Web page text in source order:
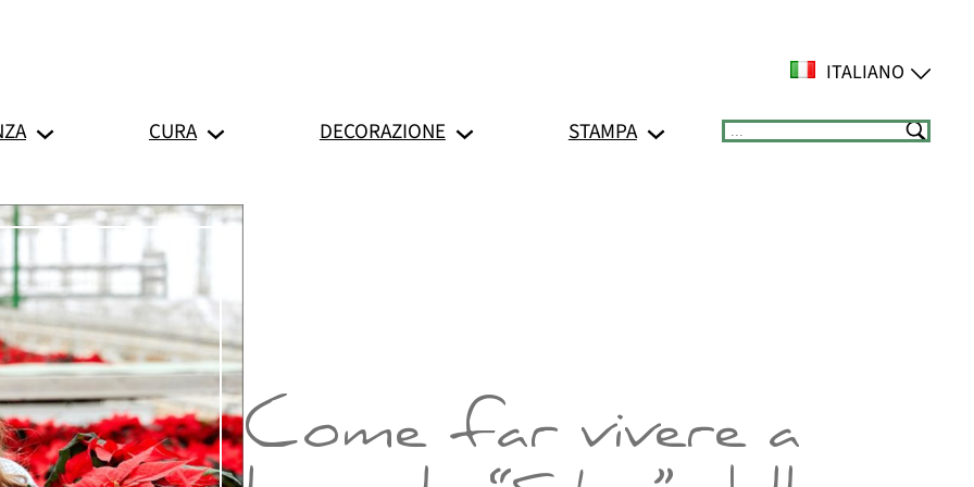
ITALIANO
CURA DECORAZIONE STAMPA Suchen
Come far vivere a